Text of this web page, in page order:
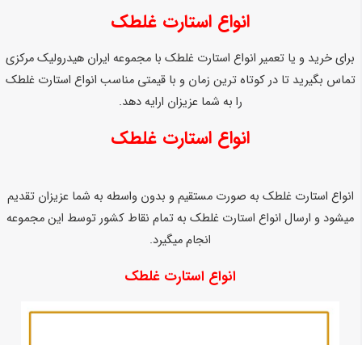
انواع استارت غلطک
برای خرید و یا تعمیر انواع استارت غلطک با مجموعه ایران هیدرولیک مرکزی
تماس بگیرید تا در کوتاه ترین زمان و با قیمتی مناسب انواع استارت غلطک
را به شما عزیزان ارایه دهد.
انواع استارت غلطک
انواع استارت غلطک به صورت مستقیم و بدون واسطه به شما عزیزان تقدیم
میشود و ارسال انواع استارت غلطک به تمام نقاط کشور توسط این مجموعه
انجام میگیرد.
انواع استارت غلطک